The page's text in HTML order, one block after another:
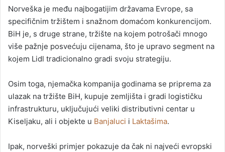
Norveška je među najbogatijim državama Evrope, sa
specifičnim tržištem i snažnom domaćom konkurencijom.
BiH je, s druge strane, tržište na kojem potrošači mnogo
više pažnje posvećuju cijenama, što je upravo segment na
kojem Lidl tradicionalno gradi svoju strategiju.
Osim toga, njemačka kompanija godinama se priprema za
ulazak na tržište BiH, kupuje zemljišta i gradi logističku
infrastrukturu, uključujući veliki distributivni centar u
Kiseljaku, ali i objekte u Banjaluci i Laktašima.
Ipak, norveški primjer pokazuje da čak ni najveći evropski